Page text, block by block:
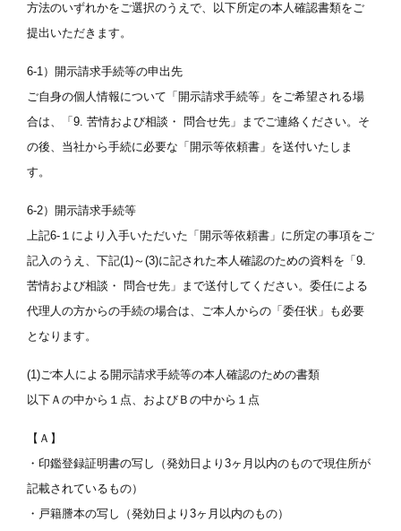
方法のいずれかをご選択のうえで、以下所定の本人確認書類をご
提出いただきます。
6-1）開示請求手続等の申出先
ご自身の個人情報について「開示請求手続等」をご希望される場
合は、「9. 苦情および相談・ 問合せ先」までご連絡ください。そ
の後、当社から手続に必要な「開示等依頼書」を送付いたしま
す。
6-2）開示請求手続等
上記6-１により入手いただいた「開示等依頼書」に所定の事項をご
記入のうえ、下記(1)～(3)に記された本人確認のための資料を「9.
苦情および相談・ 問合せ先」まで送付してください。委任による
代理人の方からの手続の場合は、ご本人からの「委任状」も必要
となります。
(1)ご本人による開示請求手続等の本人確認のための書類
以下Ａの中から１点、およびＢの中から１点
【Ａ】
・印鑑登録証明書の写し（発効日より3ヶ月以内のもので現住所が
記載されているもの）
・戸籍謄本の写し（発効日より3ヶ月以内のもの）